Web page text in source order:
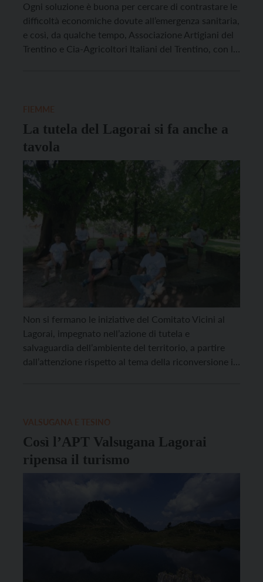
Ogni soluzione è buona per cercare di contrastare le
difficoltà economiche dovute all’emergenza sanitaria,
e così, da qualche tempo, Associazione Artigiani del
Trentino e Cia-Agricoltori Italiani del Trentino, con la
La tutela del Lagorai si fa anche a
tavola
Non si fermano le iniziative del Comitato Vicini al
Lagorai, impegnato nell’azione di tutela e
salvaguardia dell’ambiente del territorio, a partire
dall’attenzione rispetto al tema della riconversione in
Così l’APT Valsugana Lagorai
ripensa il turismo